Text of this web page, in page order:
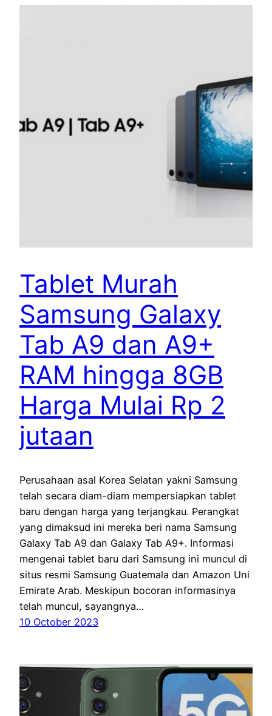
Tablet Murah
Samsung Galaxy
Tab A9 dan A9+
RAM hingga 8GB
Harga Mulai Rp 2
jutaan
Perusahaan asal Korea Selatan yakni Samsung
telah secara diam-diam mempersiapkan tablet
baru dengan harga yang terjangkau. Perangkat
yang dimaksud ini mereka beri nama Samsung
Galaxy Tab A9 dan Galaxy Tab A9+. Informasi
mengenai tablet baru dari Samsung ini muncul di
situs resmi Samsung Guatemala dan Amazon Uni
Emirate Arab. Meskipun bocoran informasinya
telah muncul, sayangnya…
10 October 2023